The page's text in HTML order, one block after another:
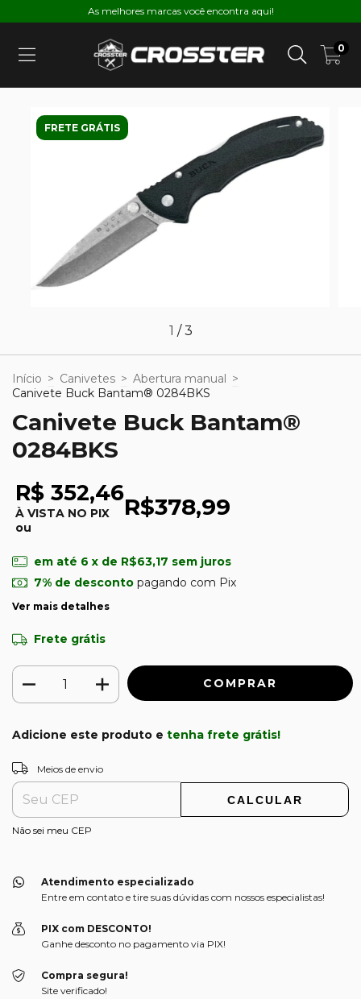
As melhores marcas você encontra aqui!
0
FRETE GRÁTIS
1 /3
Início > Canivetes > Abertura manual >
Canivete Buck Bantam® 0284BKS
Canivete Buck Bantam®
0284BKS
R$ 352,46
À VISTA NO PIX
ou
R$378,99
em até 6 x de R$63,17 sem juros
7% de descontopagando com Pix
Ver mais detalhes
Frete grátis
Adicione este produto e tenha frete grátis!
Entregas para o CEP:
Meios de envio
CALCULAR
Não sei meu CEP
Atendimento especializado
Entre em contato e tire suas dúvidas com nossos especialistas!
PIX com DESCONTO!
Ganhe desconto no pagamento via PIX!
Compra segura!
Site verificado!